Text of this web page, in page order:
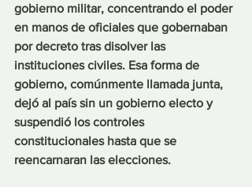
gobierno militar, concentrando el poder
en manos de oficiales que gobernaban
por decreto tras disolver las
instituciones civiles. Esa forma de
gobierno, comúnmente llamada junta,
dejó al país sin un gobierno electo y
suspendió los controles
constitucionales hasta que se
reencarnaran las elecciones.